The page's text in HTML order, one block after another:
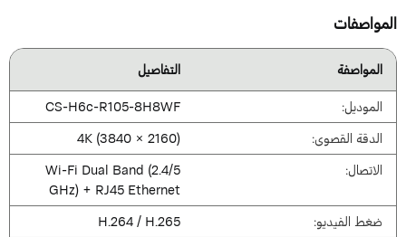
المواصفة
التفاصيل
الموديل:
CS-H6c-R105-8H8WF
الدقة القصوى:
4K (3840 × 2160)
الاتصال:
Wi-Fi Dual Band (2.4/5
GHz) + RJ45 Ethernet
ضغط الفيديو:
H.264 / H.265